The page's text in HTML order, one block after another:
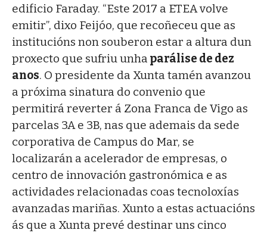
edificio Faraday. “Este 2017 a ETEA volve
emitir”, dixo Feijóo, que recoñeceu que as
institucións non souberon estar a altura dun
proxecto que sufriu unha parálise de dez
anos. O presidente da Xunta tamén avanzou
a próxima sinatura do convenio que
permitirá reverter á Zona Franca de Vigo as
parcelas 3A e 3B, nas que ademais da sede
corporativa de Campus do Mar, se
localizarán a acelerador de empresas, o
centro de innovación gastronómica e as
actividades relacionadas coas tecnoloxías
avanzadas mariñas. Xunto a estas actuacións
ás que a Xunta prevé destinar uns cinco